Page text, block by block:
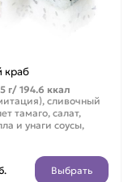
краб
г/ 194.6 ккал
сливочный
тамаго, салат,
и унаги соусы,
Выбрать